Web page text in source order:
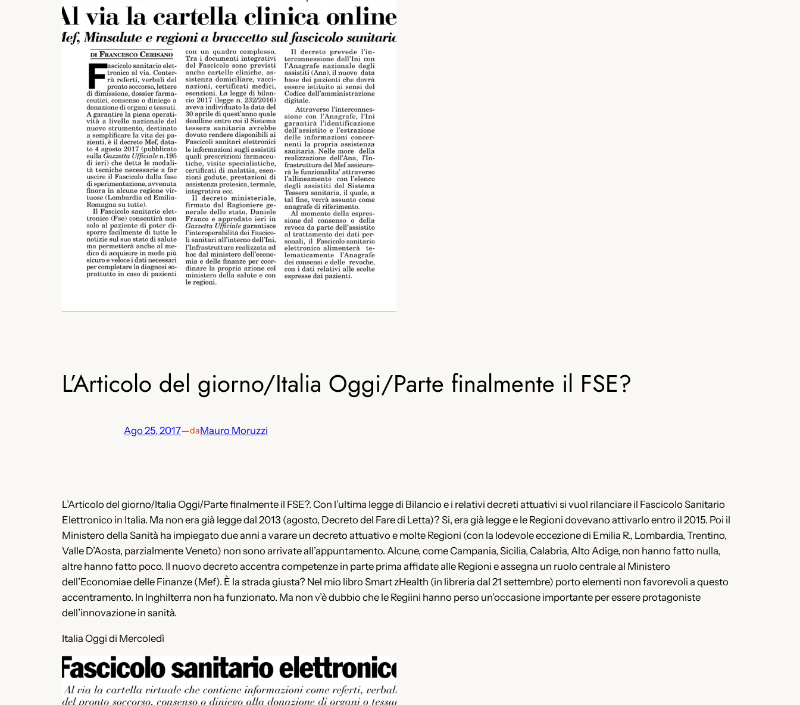
L’Articolo del giorno/Italia Oggi/Parte finalmente il FSE?
Ago 25, 2017—daMauro Moruzzi
L’Articolo del giorno/Italia Oggi/Parte finalmente il FSE?. Con l’ultima legge di Bilancio e i relativi decreti attuativi si vuol rilanciare il Fascicolo Sanitario
Elettronico in Italia. Ma non era già legge dal 2013 (agosto, Decreto del Fare di Letta)? Si, era già legge e le Regioni dovevano attivarlo entro il 2015. Poi il
Ministero della Sanità ha impiegato due anni a varare un decreto attuativo e molte Regioni (con la lodevole eccezione di Emilia R., Lombardia, Trentino,
Valle D’Aosta, parzialmente Veneto) non sono arrivate all’appuntamento. Alcune, come Campania, Sicilia, Calabria, Alto Adige, non hanno fatto nulla,
altre hanno fatto poco. Il nuovo decreto accentra competenze in parte prima affidate alle Regioni e assegna un ruolo centrale al Ministero
dell’Economiae delle Finanze (Mef). È la strada giusta? Nel mio libro Smart zHealth (in libreria dal 21 settembre) porto elementi non favorevoli a questo
accentramento. In Inghilterra non ha funzionato. Ma non v’è dubbio che le Regiini hanno perso un’occasione importante per essere protagoniste
dell’innovazione in sanità.
Italia Oggi di Mercoledì